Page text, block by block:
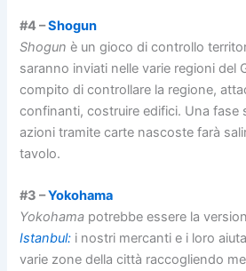
#4 –Shogun
Shogun è un gioco di controllo
saranno inviati nelle varie regioni del
compito di controllare la regione,
confinanti, costruire edifici. Una fase
azioni tramite carte nascoste farà
tavolo.
#3 –Yokohama
Yokohama potrebbe essere la
Istanbul: i nostri mercanti e i loro
varie zone della città raccogliendo